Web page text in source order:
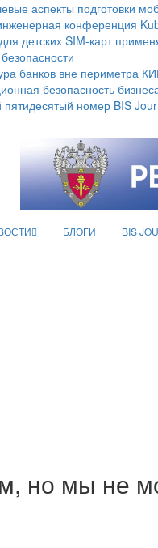
аспекты подготовки
конференция
детских SIM-карт
банков вне периметра
безопасность
номер BIS
БЛОГИ BIS
но мы не